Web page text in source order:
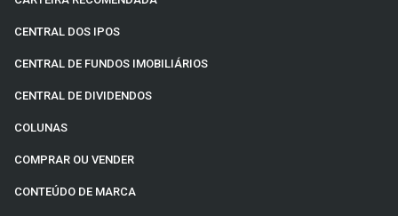
CENTRAL DOS IPOS
CENTRAL DE FUNDOS IMOBILIÁRIOS
CENTRAL DE DIVIDENDOS
COLUNAS
COMPRAR OU VENDER
CONTEÚDO DE MARCA